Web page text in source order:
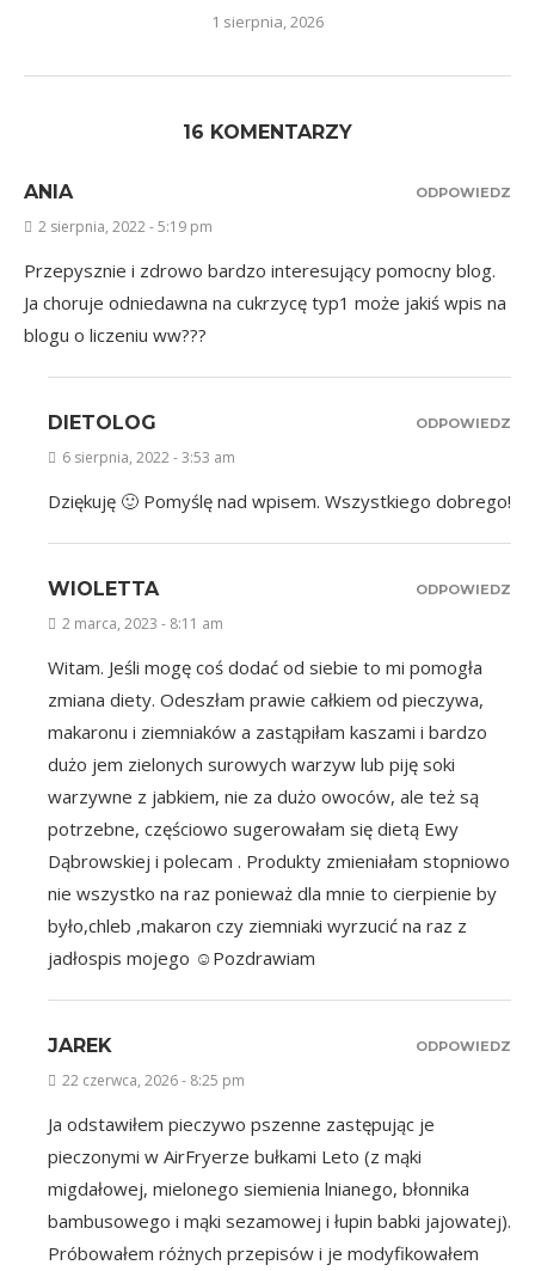
1 sierpnia, 2026
16 KOMENTARZY
ANIA
2 sierpnia, 2022 - 5:19 pm
Przepysznie i zdrowo bardzo interesujący pomocny blog.
Ja choruje odniedawna na cukrzycę typ1 może jakiś wpis na
blogu o liczeniu ww???
ODPOWIEDZ
DIETOLOG
6 sierpnia, 2022 - 3:53 am
Dziękuję 🙂 Pomyślę nad wpisem. Wszystkiego dobrego!
ODPOWIEDZ
WIOLETTA
2 marca, 2023 - 8:11 am
Witam. Jeśli mogę coś dodać od siebie to mi pomogła
zmiana diety. Odeszłam prawie całkiem od pieczywa,
makaronu i ziemniaków a zastąpiłam kaszami i bardzo
dużo jem zielonych surowych warzyw lub piję soki
warzywne z jabkiem, nie za dużo owoców, ale też są
potrzebne, częściowo sugerowałam się dietą Ewy
Dąbrowskiej i polecam . Produkty zmieniałam stopniowo
nie wszystko na raz ponieważ dla mnie to cierpienie by
było,chleb ,makaron czy ziemniaki wyrzucić na raz z
jadłospis mojego ☺Pozdrawiam
ODPOWIEDZ
JAREK
22 czerwca, 2026 - 8:25 pm
Ja odstawiłem pieczywo pszenne zastępując je
pieczonymi w AirFryerze bułkami Leto (z mąki
migdałowej, mielonego siemienia lnianego, błonnika
bambusowego i mąki sezamowej i łupin babki jajowatej).
Próbowałem różnych przepisów i je modyfikowałem
ODPOWIEDZ